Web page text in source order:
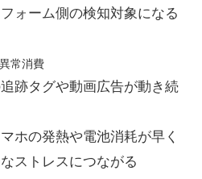
ォーム側の検知対象になる
常消費
跡タグや動画広告が動き続
ホの発熱や電池消耗が早く
ストレスにつながる